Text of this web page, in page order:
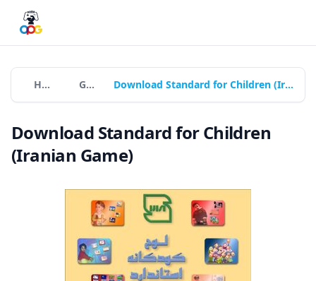
Home Games Download Standard for Children (Iranian Game)
Download Standard for Children
(Iranian Game)